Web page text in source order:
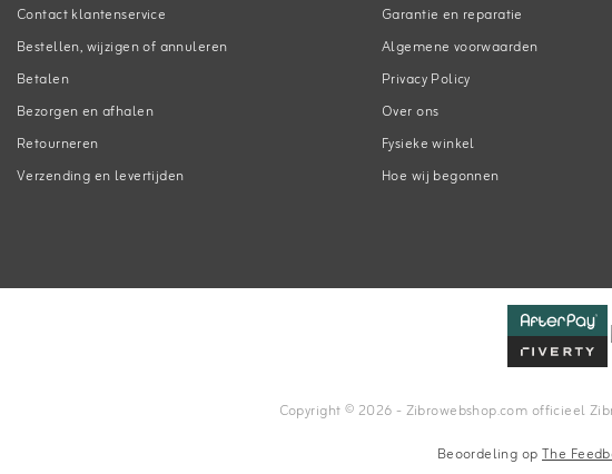
Contact klantenservice
Bestellen, wijzigen of annuleren
Betalen
Bezorgen en afhalen
Retourneren
Verzending en levertijden
Garantie en reparatie
Algemene voorwaarden
Privacy Policy
Over ons
Fysieke winkel
Hoe wij begonnen
Copyright © 2026 - Zibrowebshop.com officieel
Beoordeling opThe